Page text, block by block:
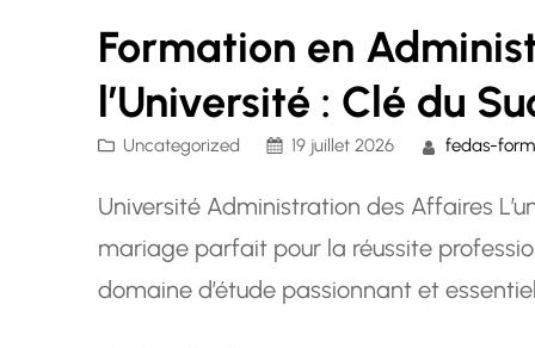
Formation en
l’Université : Clé du
Uncategorized 19 juillet 2026 fedas-
Université Administration des Affaires
mariage parfait pour la réussite
domaine d’étude passionnant et